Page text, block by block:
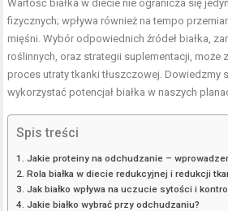
Wartość białka w diecie nie ogranicza się
fizycznych; wpływa również na tempo
mięśni. Wybór odpowiednich źródeł białka,
roślinnych, oraz strategii suplementacji, może
proces utraty tkanki tłuszczowej. Dowiedzmy
wykorzystać potencjał białka w naszych
Spis treści
Jakie proteiny na odchudzanie –
Rola białka w diecie redukcyjnej i redukcji
Jak białko wpływa na uczucie sytości i
Jakie białko wybrać przy odchudzaniu?